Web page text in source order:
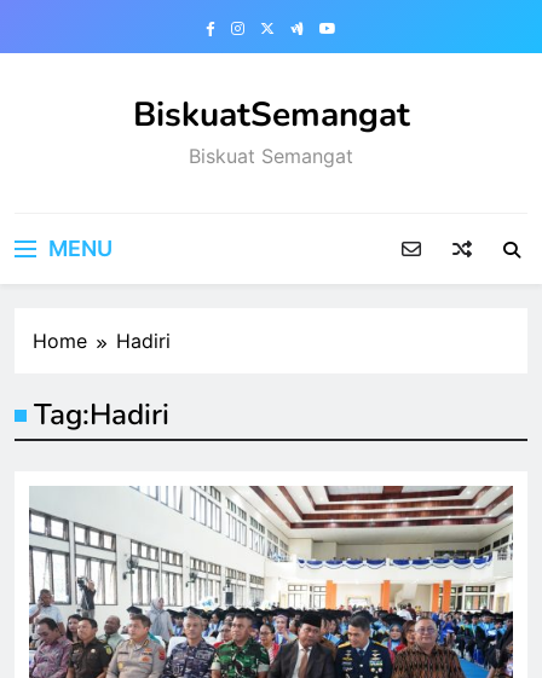
BiskuatSemangat
Biskuat Semangat
MENU
Home Hadiri
Tag:Hadiri